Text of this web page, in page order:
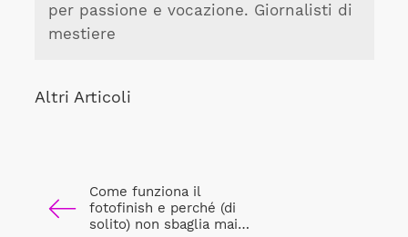
per passione e vocazione. Giornalisti di
mestiere
Altri Articoli
Come funziona il
fotofinish e perché (di
solito) non sbaglia mai…